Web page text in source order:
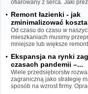
ofiarowany z serca. Jaki
Remont łazienki - jak
zminimalizować
Od czasu do czasu w
mieszkaniach musimy
mniejsze lub większe
Ekspansja na rynki
czasach pandemii –...
Wiele przedsiębiorstw
zagraniczną jako strategię
sposób na wzrost firmy.